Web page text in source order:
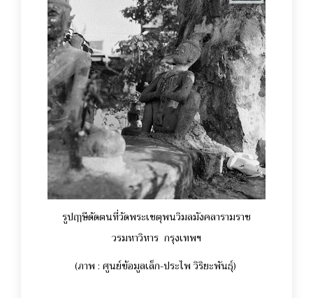
รูปฤๅษีดัดตนที่วัดพระเชตุพนวิมลมังคลารามราช
วรมหาวิหาร กรุงเทพฯ
(ภาพ : ศูนย์ข้อมูลเล็ก-ประไพ วิริยะพันธุ์)